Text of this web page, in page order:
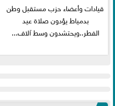
قيادات وأعضاء حزب مستقبل وطن
بدمياط يؤدون صلاة عيد
الفطر..ويحتشدون وسط آلاف...